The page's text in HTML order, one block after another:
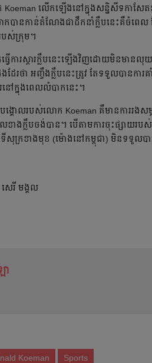
លើក​ឡើង​នៅ​ក្នុង​សន្និសីទ​កាសែត​ខ
កាន់​តំណែង​ជា​ដឹកនាំ​ក្លឹប​នេះ​គឺ​ចំ​ពេល​ ដែ
បស់​ក្រុម​។
ការ​ស្ដារ​ក្លឹប​នេះ​ឡើង​វិញ​ដោយ​មិន​មាន​លុ
ថា​ អញ្ចឹង​ក្លឹប​នេះ​ត្រូវ​ តែ​ទទួល​បាន​ការ​
នៅ​ក្នុង​ពេល​លំបាក​នេះ​។
គោល​របស់​លោក​ Koeman គឺ​មាន​ការ​រង​សម្
ខាង​ក្លឹប​ចង់​បាន។ បើ​តាម​ការ​ចុះ​ផ្សាយ​
ៃ​ទី​សុក្រខាង​មុខ​ (ម៉ោង​នៅ​កម្ពុជា) មិន​ទទួល​
សេរី មង្គល
ា
Koeman Sports